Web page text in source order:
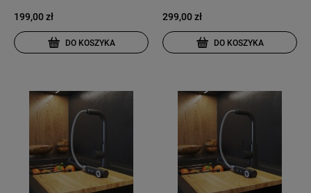
199,00 zł
DO KOSZYKA
299,00 zł
DO KOSZYKA